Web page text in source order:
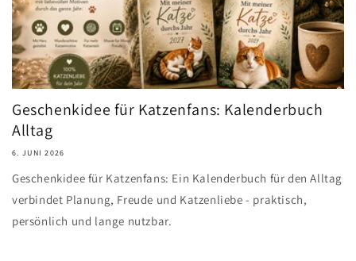
Geschenkidee für Katzenfans: Kalenderbuch
Alltag
6. JUNI 2026
Geschenkidee für Katzenfans: Ein Kalenderbuch für den Alltag
verbindet Planung, Freude und Katzenliebe - praktisch,
persönlich und lange nutzbar.